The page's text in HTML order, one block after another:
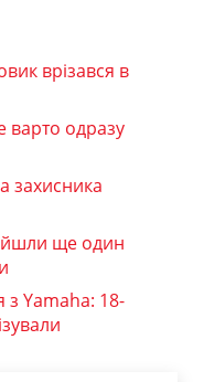
врізався в
варто одразу
захисника
ще один
з Yamaha: 18-